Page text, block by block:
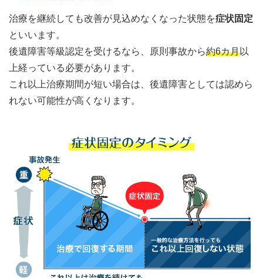
治療を継続しても改善が見込めなくなった状態を症状固定
といいます。
後遺障害等級認定を受けるなら、原則事故から約6カ月以
上経っている必要があります。
これ以上治療期間が短い場合は、後遺障害としては認めら
れない可能性が高くなります。